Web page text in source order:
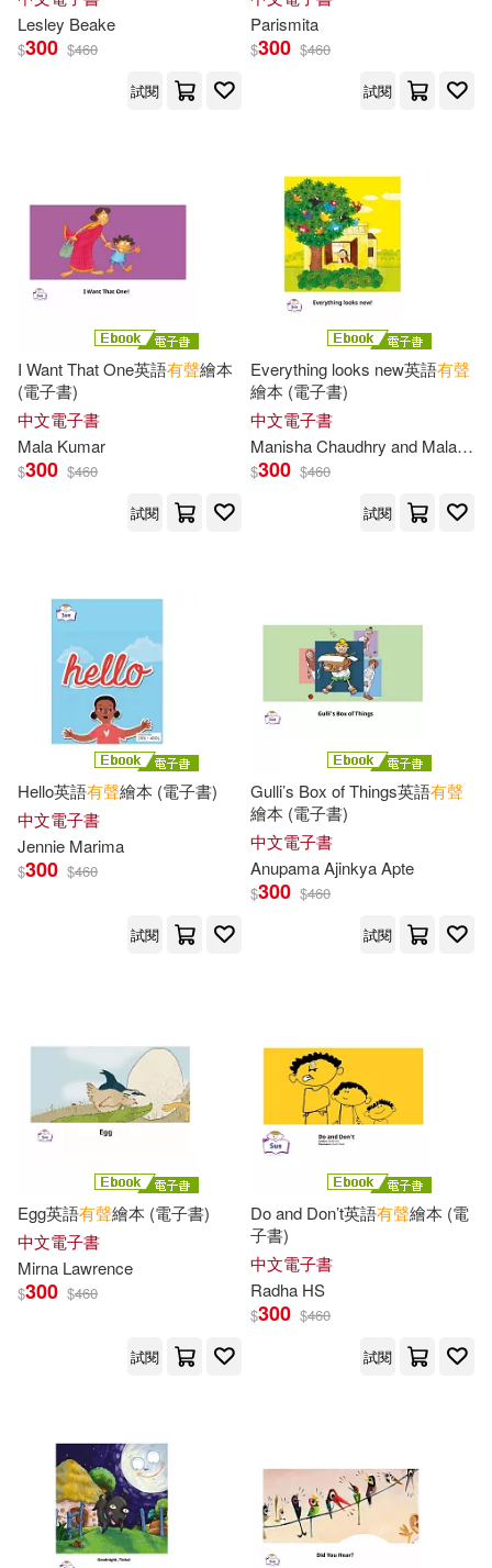
美國孩之寶公司(48)
Rickard(46)
日本語教育教材開發委員會(45)
魯迅(44) Jeff(43)
Stephen R.(43) 和興文化(43)
Nancy(42) Walker(42)
編輯部(42)
英語學科編寫組(42)
馮天瑜（主編）(42)
EZ Japan編輯部(41)
Fun Journals Publishing(41)
燦燦SUN(41) 蔣志榆(41)
（古希臘）伊索(41)
Leeann(40)
Robert(40)
人民教育出版社教學資源編輯室(4
獨立行政法人國際交流基金、財團
法人日本國際教育支援協會(40)
許進雄(40) 顧作峰(40)
晨星(213)
中國人口出版社(210)
天津人民出版社(207)
時代文藝出版社(207)
中國社會科學出版社(205)
朝華出版社(200)
上海辭書出版社(199)
尚昂文化(195)
上海譯文出版社(193)
懶鬼子英日語(193)
重慶出版社(192)
大碩教育(188) 悅文社(188)
商務(186)
光明日報出版社(185)
崇文書局(184)
中國中醫藥出版社(183)
檸檬樹(181) 雅典文化(180)
人民文學出版社(173)
麥田(173) 北京出版社(172)
Lesley Beake
$300 $460
試閱
Parismita
$300 $460
試閱
I Want That One英語有聲繪本
(電子書)
中文電子書
Mala Kumar
$300 $460
試閱
Everything looks new英語有聲
繪本 (電子書)
中文電子書
Manisha Chaudhry and Mala Kumar
$300 $460
試閱
Hello英語有聲繪本 (電子書)
中文電子書
Jennie Marima
$300 $460
試閱
Gulli’s Box of Things英語有聲
繪本 (電子書)
中文電子書
Anupama Ajinkya Apte
$300 $460
試閱
Egg英語有聲繪本 (電子書)
中文電子書
Mirna Lawrence
$300 $460
試閱
Do and Don’t英語有聲繪本 (電
子書)
中文電子書
Radha HS
$300 $460
試閱